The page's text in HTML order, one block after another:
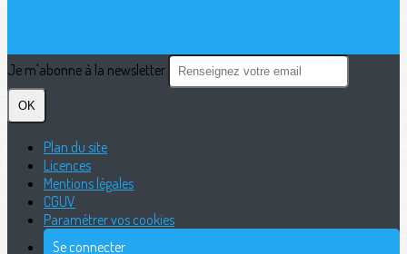
Je m'abonne à la newsletter
OK
Plan du site
Licences
Mentions légales
CGUV
Paramétrer vos cookies
Se connecter